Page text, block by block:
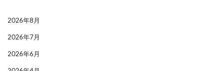
2026年8月
2026年7月
2026年6月